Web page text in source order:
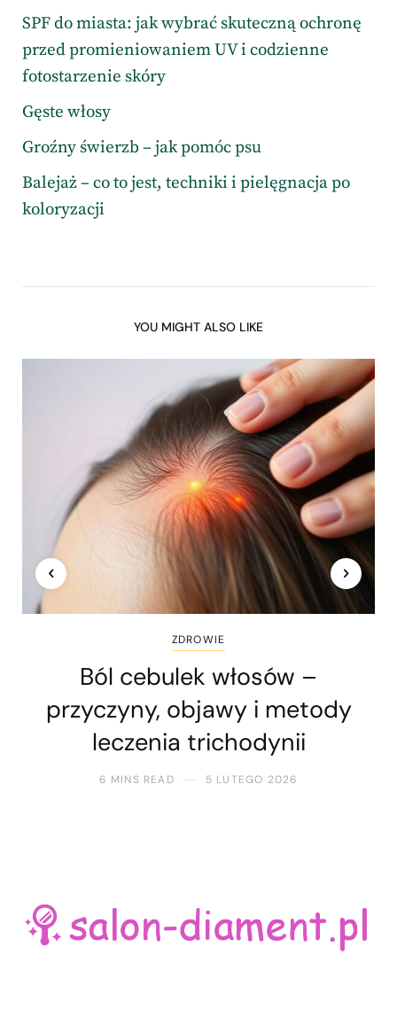
SPF do miasta: jak wybrać skuteczną ochronę
przed promieniowaniem UV i codzienne
fotostarzenie skóry
Gęste włosy
Groźny świerzb – jak pomóc psu
Balejaż – co to jest, techniki i pielęgnacja po
koloryzacji
YOU MIGHT ALSO LIKE
ZDROWIE
Ból cebulek włosów –
przyczyny, objawy i metody
leczenia trichodynii
6 MINS READ 5 LUTEGO 2026